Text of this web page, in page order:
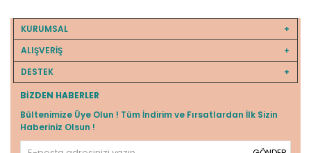
KURUMSAL
ALIŞVERİŞ
DESTEK
BIZDEN HABERLER
Bültenimize Üye Olun ! Tüm İndirim ve Fırsatlardan İlk Sizin
Haberiniz Olsun !